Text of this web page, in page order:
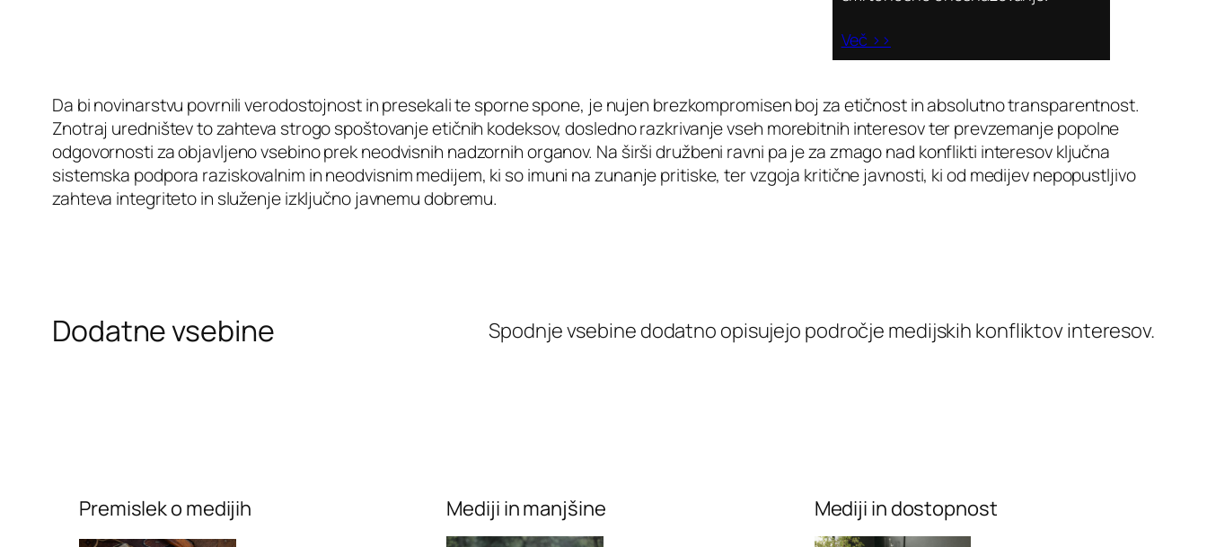
Več >>
Da bi novinarstvu povrnili verodostojnost in presekali te sporne spone, je nujen brezkompromisen boj za etičnost in absolutno transparentnost.
Znotraj uredništev to zahteva strogo spoštovanje etičnih kodeksov, dosledno razkrivanje vseh morebitnih interesov ter prevzemanje popolne
odgovornosti za objavljeno vsebino prek neodvisnih nadzornih organov. Na širši družbeni ravni pa je za zmago nad konflikti interesov ključna
sistemska podpora raziskovalnim in neodvisnim medijem, ki so imuni na zunanje pritiske, ter vzgoja kritične javnosti, ki od medijev nepopustljivo
zahteva integriteto in služenje izključno javnemu dobremu.
Dodatne vsebine Spodnje vsebine dodatno opisujejo področje medijskih konfliktov interesov.
Premislek o medijih
Mediji in manjšine
Mediji in dostopnost